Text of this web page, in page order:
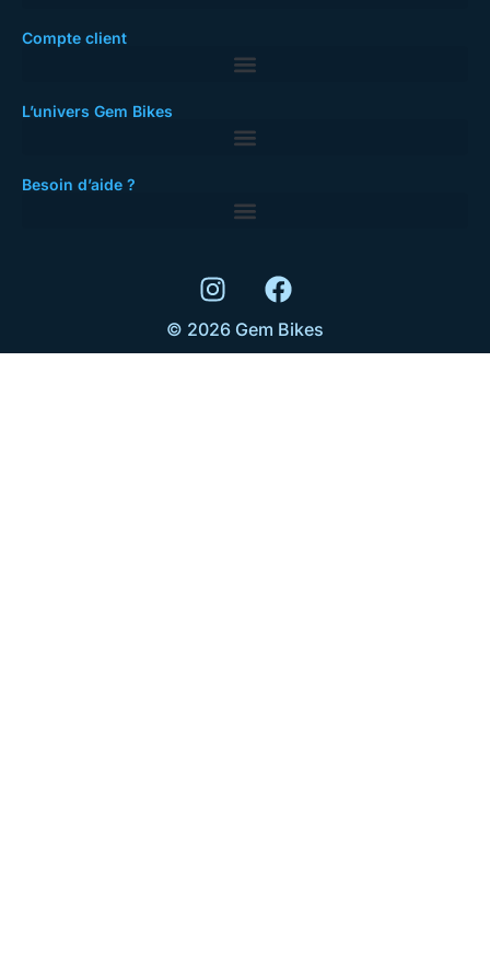
Compte client
L’univers Gem Bikes
Besoin d’aide ?
© 2026 Gem Bikes